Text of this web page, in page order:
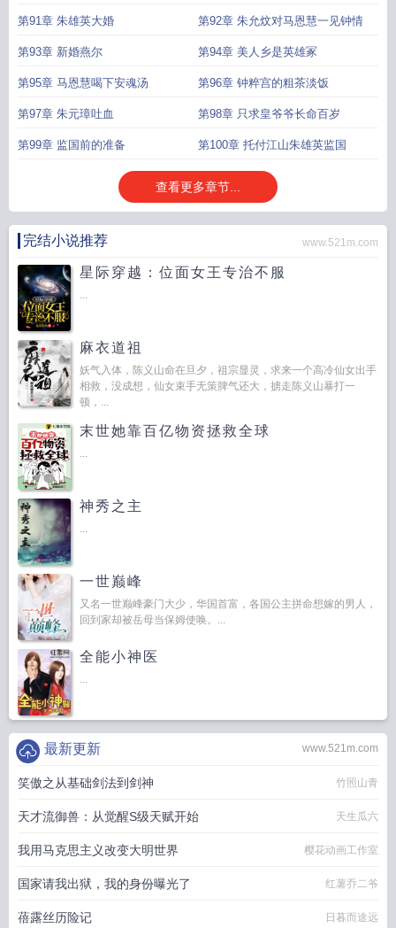
第91章 朱雄英大婚 第92章 朱允炆对马恩慧一见钟情
第93章 新婚燕尔 第94章 美人乡是英雄冢
第95章 马恩慧喝下安魂汤 第96章 钟粹宫的粗茶淡饭
第97章 朱元璋吐血 第98章 只求皇爷爷长命百岁
第99章 监国前的准备 第100章 托付江山朱雄英监国
查看更多章节...
完结小说推荐 www.521m.com
星际穿越：位面女王专治不服
...
麻衣道祖
妖气入体，陈义山命在旦夕，祖宗显灵，求来一个高冷仙女出手
相救，没成想，仙女束手无策脾气还大，掳走陈义山暴打一
顿，...
末世她靠百亿物资拯救全球
...
神秀之主
...
一世巅峰
又名一世巅峰豪门大少，华国首富，各国公主拼命想嫁的男人，
回到家却被岳母当保姆使唤。...
全能小神医
...
www.521m.com
最新更新
笑傲之从基础剑法到剑神 竹照山青
天才流御兽：从觉醒S级天赋开始 天生瓜六
我用马克思主义改变大明世界 樱花动画工作室
国家请我出狱，我的身份曝光了 红薯乔二爷
蓓露丝历险记 日暮而途远